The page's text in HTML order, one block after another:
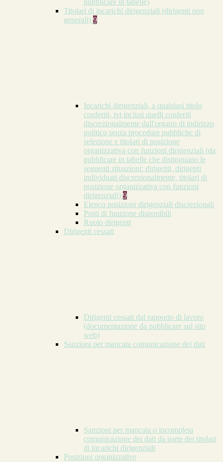
pubblicare in tabelle)
Titolari di incarichi dirigenziali (dirigenti non
generali) 9
Incarichi dirigenziali, a qualsiasi titolo
conferiti, ivi inclusi quelli conferiti
discrezionalmente dall'organo di indirizzo
politico senza procedure pubbliche di
selezione e titolari di posizione
organizzativa con funzioni dirigenziali (da
pubblicare in tabelle che distinguano le
seguenti situazioni: dirigenti, dirigenti
individuati discrezionalmente, titolari di
posizione organizzativa con funzioni
dirigenziali) 9
Elenco posizioni dirigenziali discrezionali
Posti di funzione disponibili
Ruolo dirigenti
Dirigenti cessati
Dirigenti cessati dal rapporto di lavoro
(documentazione da pubblicare sul sito
web)
Sanzioni per mancata comunicazione dei dati
Sanzioni per mancata o incompleta
comunicazione dei dati da parte dei titolari
di incarichi dirigenziali
Posizioni organizzative